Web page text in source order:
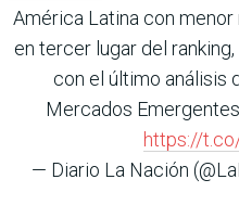
América Latina con
en tercer lugar del
con el último análisis
Mercados Emergentes
https://
— Diario La Nación